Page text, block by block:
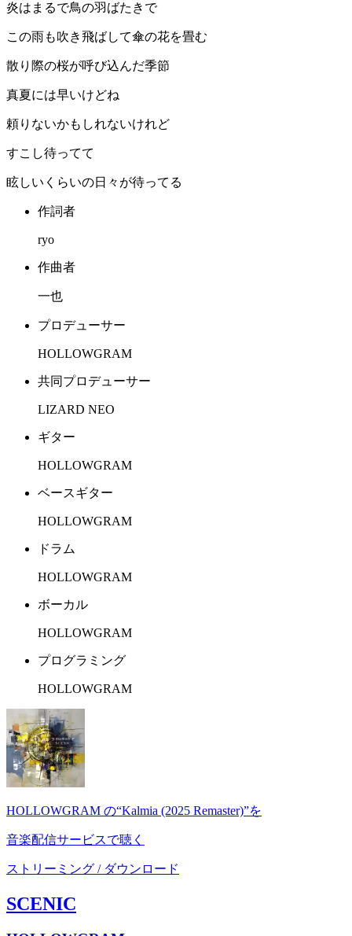
炎はまるで鳥の羽ばたきで
この雨も吹き飛ばして傘の花を畳む
散り際の桜が呼び込んだ季節
真夏には早いけどね
頼りないかもしれないけれど
すこし待ってて
眩しいくらいの日々が待ってる
作詞者
ryo
作曲者
一也
プロデューサー
HOLLOWGRAM
共同プロデューサー
LIZARD NEO
ギター
HOLLOWGRAM
ベースギター
HOLLOWGRAM
ドラム
HOLLOWGRAM
ボーカル
HOLLOWGRAM
プログラミング
HOLLOWGRAM
HOLLOWGRAM の“Kalmia (2025 Remaster)”を
音楽配信サービスで聴く
ストリーミング / ダウンロード
SCENIC